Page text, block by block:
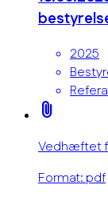
2025
attach_file
Vedhæftet
Format: pdf